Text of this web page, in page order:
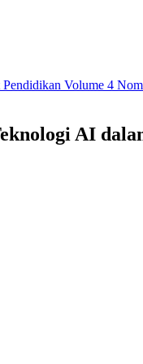
Volume 4
AI